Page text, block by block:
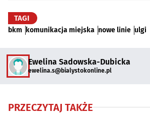
TAGI
bkm komunikacja miejska nowe linie ulgi
Ewelina Sadowska-Dubicka
ewelina.s@bialystokonline.pl
PRZECZYTAJ TAKŻE